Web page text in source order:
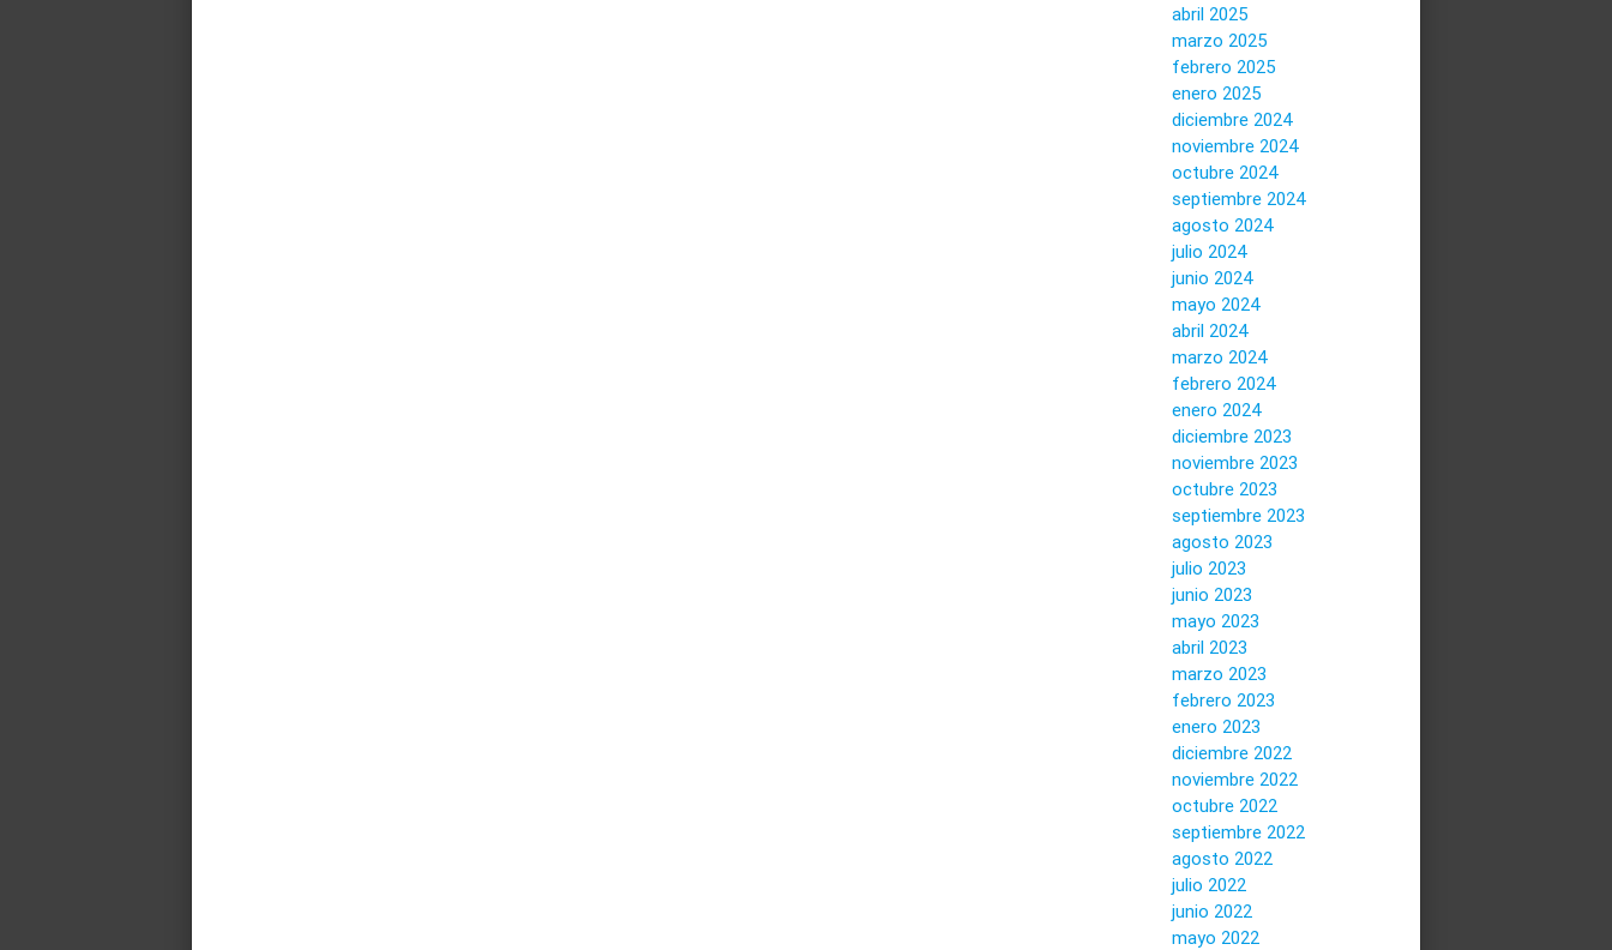
abril 2025
marzo 2025
febrero 2025
enero 2025
diciembre 2024
noviembre 2024
octubre 2024
septiembre 2024
agosto 2024
julio 2024
junio 2024
mayo 2024
abril 2024
marzo 2024
febrero 2024
enero 2024
diciembre 2023
noviembre 2023
octubre 2023
septiembre 2023
agosto 2023
julio 2023
junio 2023
mayo 2023
abril 2023
marzo 2023
febrero 2023
enero 2023
diciembre 2022
noviembre 2022
octubre 2022
septiembre 2022
agosto 2022
julio 2022
junio 2022
mayo 2022